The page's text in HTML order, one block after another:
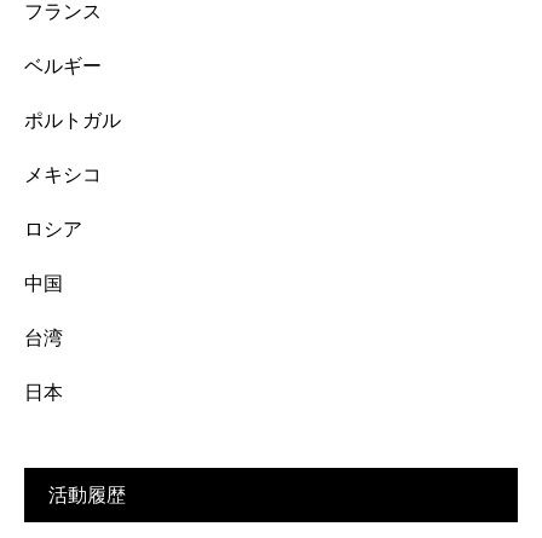
フランス
ベルギー
ポルトガル
メキシコ
ロシア
中国
台湾
日本
活動履歴